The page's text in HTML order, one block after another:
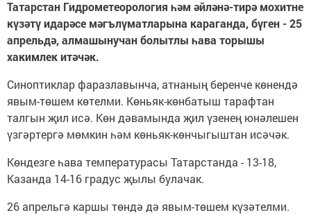
Татарстан Гидрометеорология һәм әйләнә-тирә мохитне
күзәтү идарәсе мәгълүматларына караганда, бүген - 25
апрельдә, алмашынучан болытлы һава торышы
хакимлек итәчәк.
Синоптиклар фаразлавынча, атнаның беренче көнендә
явым-төшем көтелми. Көньяк-көнбатыш тарафтан
талгын җил исә. Көн дәвамында җил үзенең юнәлешен
үзгәртергә мөмкин һәм көньяк-көнчыгыштан исәчәк.
Көндезге һава температурасы Татарстанда - 13-18,
Казанда 14-16 градус җылы булачак.
26 апрельгә каршы төндә дә явым-төшем күзәтелми.